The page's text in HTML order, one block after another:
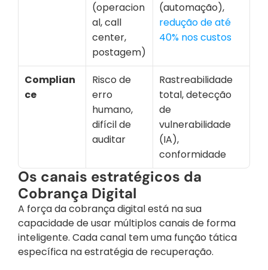
(operacion
al, call
center,
postagem)
(automação),
redução de até
40% nos custos
Complian
ce
Risco de
erro
humano,
difícil de
auditar
Rastreabilidade
total, detecção
de
vulnerabilidade
(IA),
conformidade
Os canais estratégicos da
Cobrança Digital
A força da cobrança digital está na sua
capacidade de usar múltiplos canais de forma
inteligente. Cada canal tem uma função tática
específica na estratégia de recuperação.